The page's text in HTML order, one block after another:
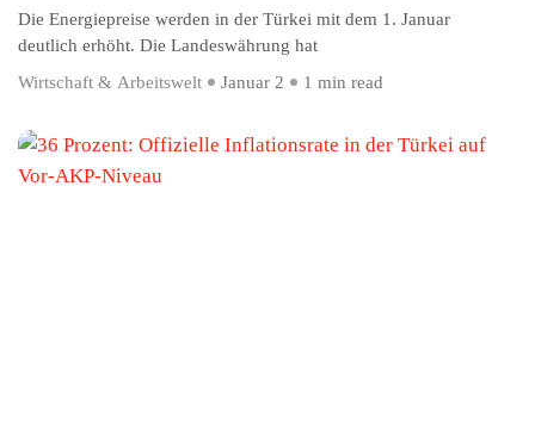
Die Energiepreise werden in der Türkei mit dem 1. Januar
deutlich erhöht. Die Landeswährung hat
Wirtschaft & Arbeitswelt
Januar 2 1 min read